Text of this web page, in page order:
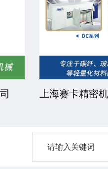
安徽金骏复合